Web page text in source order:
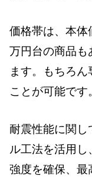
価格帯は、本体
万円台の商品も
ます。もちろ
ことが可能です
耐震性能に関し
ル工法を活用
強度を確保、最